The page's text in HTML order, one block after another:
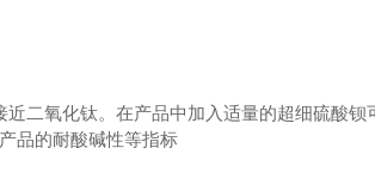
二氧化钛。在产品中加入适量的超细硫酸钡
品的耐酸碱性等指标